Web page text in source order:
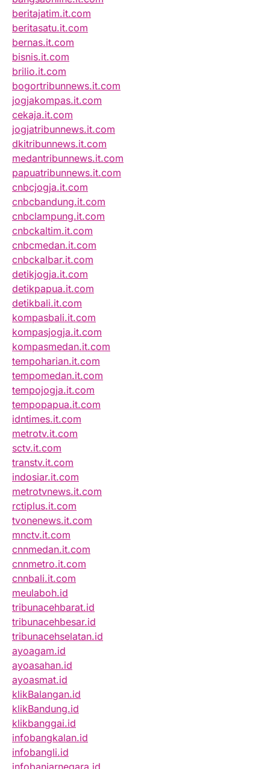
beritajatim.it.com
beritasatu.it.com
bernas.it.com
bisnis.it.com
brilio.it.com
bogortribunnews.it.com
jogjakompas.it.com
cekaja.it.com
jogjatribunnews.it.com
dkitribunnews.it.com
medantribunnews.it.com
papuatribunnews.it.com
cnbcjogja.it.com
cnbcbandung.it.com
cnbclampung.it.com
cnbckaltim.it.com
cnbcmedan.it.com
cnbckalbar.it.com
detikjogja.it.com
detikpapua.it.com
detikbali.it.com
kompasbali.it.com
kompasjogja.it.com
kompasmedan.it.com
tempoharian.it.com
tempomedan.it.com
tempojogja.it.com
tempopapua.it.com
idntimes.it.com
metrotv.it.com
sctv.it.com
transtv.it.com
indosiar.it.com
metrotvnews.it.com
rctiplus.it.com
tvonenews.it.com
mnctv.it.com
cnnmedan.it.com
cnnmetro.it.com
cnnbali.it.com
meulaboh.id
tribunacehbarat.id
tribunacehbesar.id
tribunacehselatan.id
ayoagam.id
ayoasahan.id
ayoasmat.id
klikBalangan.id
klikBandung.id
klikbanggai.id
infobangkalan.id
infobangli.id